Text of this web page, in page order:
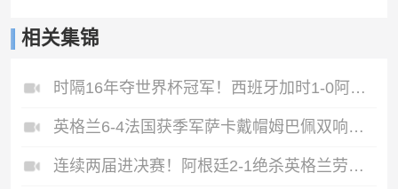
相关集锦
时隔16年夺世界杯冠军！西班牙加时1-0阿根廷费兰制胜恩佐染红
英格兰6-4法国获季军萨卡戴帽姆巴佩双响创纪录奥利塞2助+失良机
连续两届进决赛！阿根廷2-1绝杀英格兰劳塔罗恩佐破门梅西两助攻